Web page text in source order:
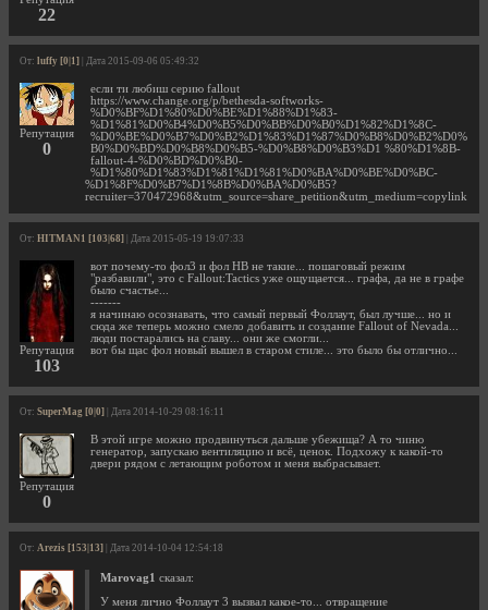
22
От: luffy [0|1] | Дата 2015-09-06 05:49:32
Репутация
0
если ти любиш серию fallout
https://www.change.org/p/bethesda-softworks-
%D0%BF%D1%80%D0%BE%D1%88%D1%83-
%D1%81%D0%B4%D0%B5%D0%BB%D0%B0%D1%82%D1%8C-
%D0%BE%D0%B7%D0%B2%D1%83%D1%87%D0%B8%D0%B2%D0%
B0%D0%BD%D0%B8%D0%B5-%D0%B8%D0%B3%D1 %80%D1%8B-
fallout-4-%D0%BD%D0%B0-
%D1%80%D1%83%D1%81%D1%81%D0%BA%D0%BE%D0%BC-
%D1%8F%D0%B7%D1%8B%D0%BA%D0%B5?
recruiter=370472968&utm_source=share_petition&utm_medium=copylink
От: HITMAN1 [103|68] | Дата 2015-05-19 19:07:33
Репутация
103
вот почему-то фол3 и фол НВ не такие... пошаговый режим
"разбавили", это с Fallout:Tactics уже ощущается... графа, да не в графе
было счастье...
-------
я начинаю осознавать, что самый первый Фоллаут, был лучше... но и
сюда же теперь можно смело добавить и создание Fallout of Nevada...
люди постарались на славу... они же смогли...
вот бы щас фол новый вышел в старом стиле... это было бы отлично...
От: SuperMag [0|0] | Дата 2014-10-29 08:16:11
Репутация
0
В этой игре можно продвинуться дальше убежища? А то чиню
генератор, запускаю вентиляцию и всё, ценок. Подхожу к какой-то
двери рядом с летающим роботом и меня выбрасывает.
От: Arezis [153|13] | Дата 2014-10-04 12:54:18
Marovag1 сказал:
У меня лично Фоллаут 3 вызвал какое-то... отвращение